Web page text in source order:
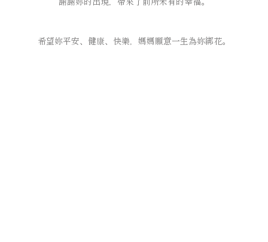
希望妳平安、健康、快樂， 媽媽願意一生為妳綁花。